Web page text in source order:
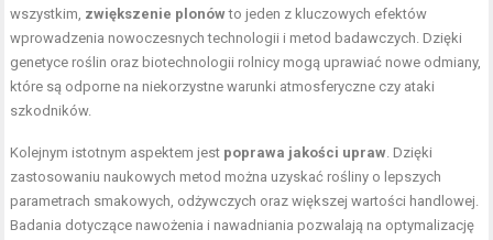
wszystkim, zwiększenie plonówto jeden z kluczowych efektów
wprowadzenia nowoczesnych technologii i metod badawczych. Dzięki
genetyce roślin oraz biotechnologii rolnicy mogą uprawiać nowe odmiany,
które są odporne na niekorzystne warunki atmosferyczne czy ataki
szkodników.
Kolejnym istotnym aspektem jest poprawa jakości upraw. Dzięki
zastosowaniu naukowych metod można uzyskać rośliny o lepszych
parametrach smakowych, odżywczych oraz większej wartości handlowej.
Badania dotyczące nawożenia i nawadniania pozwalają na optymalizację